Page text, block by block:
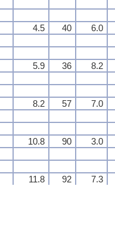
4.5 40 6.0
5.9 36 8.2
8.2 57 7.0
10.8 90 3.0
11.8 92 7.3
4.5 40 6.0
5.9 36 8.2
8.2 57 7.0
10.8 90 3.0
11.8 92 7.3
4.5 40 6.0
5.9 36 8.2
8.2 57 7.0
10.8 90 3.0
11.8 92 7.3
4.5 40 6.0
5.9 36 8.2
8.2 57 7.0
10.8 90 3.0
11.8 92 7.3